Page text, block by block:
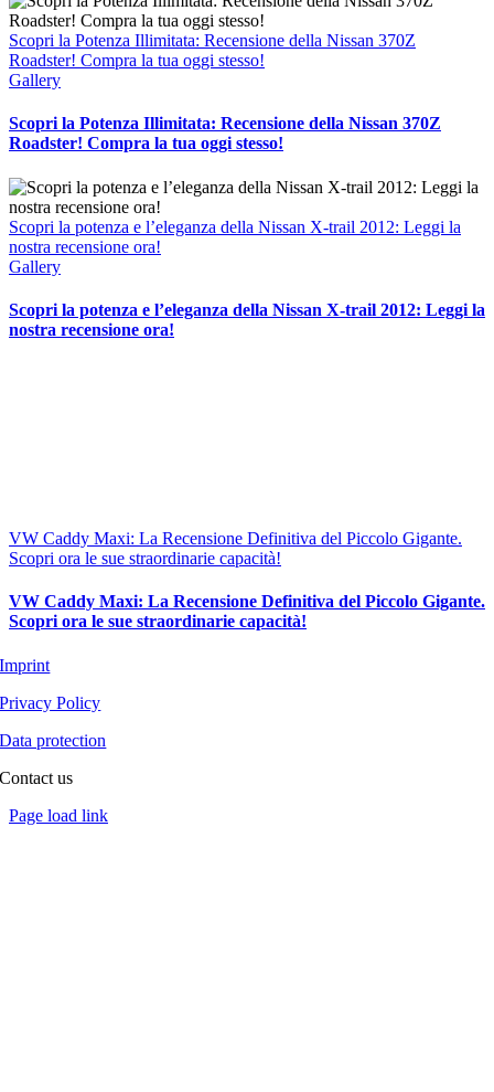
Scopri la Potenza Illimitata: Recensione della Nissan 370Z
Roadster! Compra la tua oggi stesso!
Gallery
Scopri la Potenza Illimitata: Recensione della Nissan 370Z
Roadster! Compra la tua oggi stesso!
Scopri la potenza e l’eleganza della Nissan X-trail 2012: Leggi la
nostra recensione ora!
Gallery
Scopri la potenza e l’eleganza della Nissan X-trail 2012: Leggi la
nostra recensione ora!
VW Caddy Maxi: La Recensione Definitiva del Piccolo Gigante.
Scopri ora le sue straordinarie capacità!
VW Caddy Maxi: La Recensione Definitiva del Piccolo Gigante.
Scopri ora le sue straordinarie capacità!
Imprint
Privacy Policy
Data protection
Contact us
Toggle
Page load link